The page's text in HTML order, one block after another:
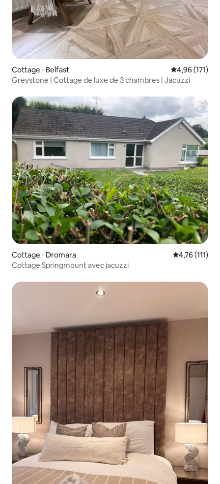
Cottage ⋅ Belfast Évaluation
4,96 (171)
Greystone | Cottage de luxe de 3 chambres | Jacuzzi
Cottage ⋅ Dromara Évaluation
4,76 (111)
Cottage Springmount avec jacuzzi